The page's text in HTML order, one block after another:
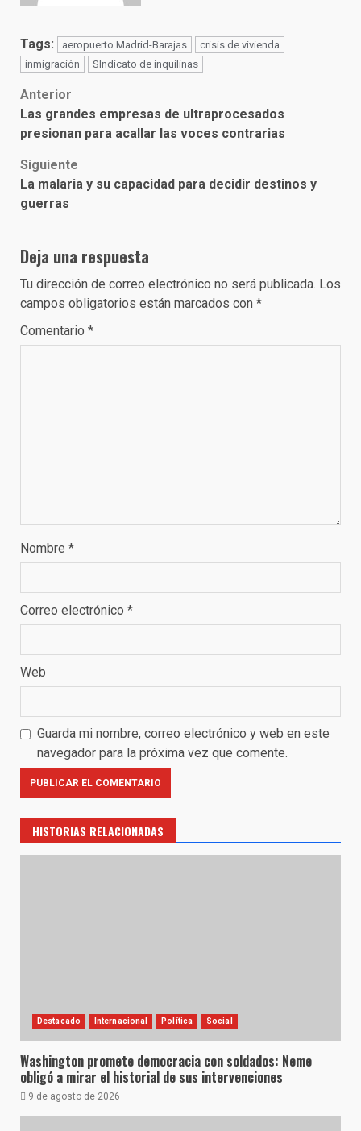
Tags: aeropuerto Madrid-Barajas
crisis de vivienda
inmigración
SIndicato de inquilinas
Post
navigation
Anterior
Las grandes empresas de ultraprocesados
presionan para acallar las voces contrarias
Siguiente
La malaria y su capacidad para decidir destinos y
guerras
Deja una respuesta
Tu dirección de correo electrónico no será publicada. Los
campos obligatorios están marcados con *
Comentario *
Nombre *
Correo electrónico *
Web
Guarda mi nombre, correo electrónico y web en este
navegador para la próxima vez que comente.
HISTORIAS RELACIONADAS
Destacado Internacional Política Social
Washington promete democracia con soldados: Neme
obligó a mirar el historial de sus intervenciones
9 de agosto de 2026